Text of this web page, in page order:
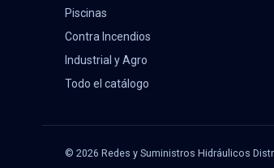
Piscinas
Contra Incendios
Industrial y Agro
Todo el catálogo
© 2026 Redes y Suministros Hidráulicos